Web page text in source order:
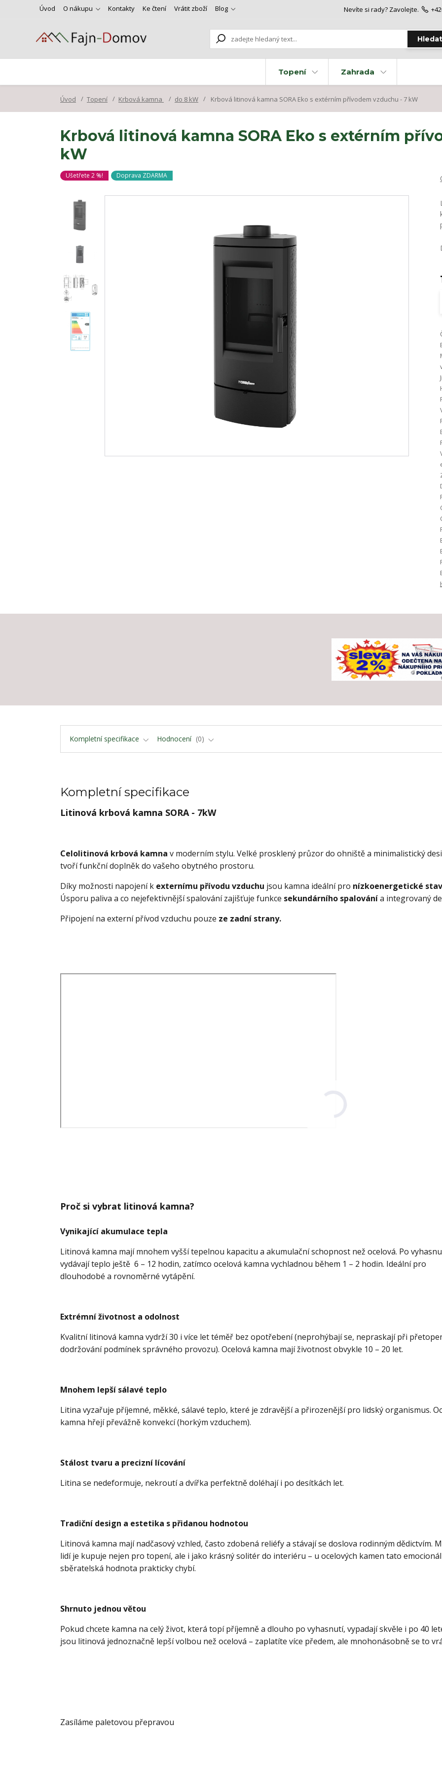
Úvod O nákupu Kontakty Ke čtení Vrátit zboží Blog
Hledat
Nevíte si rady? Zavolejte.
Topení Zahrada
Úvod Topení Krbová kamna do 8 kW Krbová litinová kamna SORA Eko s extérním přívodem vzduchu - 7 kW
Krbová litinová kamna SORA Eko s extérním
kW
Ušetřete 2 %! Doprava ZDARMA
Kompletní specifikace Hodnocení 0
Kompletní specifikace
Litinová krbová kamna SORA - 7kW
Celolitinová krbová kamna v moderním stylu. Velké prosklený průzor do ohniště a minimalistický
tvoří funkční doplněk do vašeho obytného prostoru.
Díky možnosti napojení k externímu přívodu vzduchu jsou kamna ideální pro nízkoenergetické
Úsporu paliva a co nejefektivnější spalování zajišťuje funkce sekundárního spalovánía integrovaný
Připojení na externí přívod vzduchu pouze ze zadní strany.
Proč si vybrat litinová kamna?
Vynikající akumulace tepla
Litinová kamna mají mnohem vyšší tepelnou kapacitu a akumulační schopnost než ocelová. Po
vydávají teplo ještě 6 – 12 hodin, zatímco ocelová kamna vychladnou během 1 – 2 hodin. Ideální pro
dlouhodobé a rovnoměrné vytápění.
Extrémní životnost a odolnost
Kvalitní litinová kamna vydrží 30 i více let téměř bez opotřebení (neprohýbají se, nepraskají při
dodržování podmínek správného provozu). Ocelová kamna mají životnost obvykle 10 – 20 let.
Mnohem lepší sálavé teplo
Litina vyzařuje příjemné, měkké, sálavé teplo, které je zdravější a přirozenější pro lidský organismus.
kamna hřejí převážně konvekcí (horkým vzduchem).
Stálost tvaru a precizní lícování
Litina se nedeformuje, nekroutí a dvířka perfektně doléhají i po desítkách let.
Tradiční design a estetika s přidanou hodnotou
Litinová kamna mají nadčasový vzhled, často zdobená reliéfy a stávají se doslova rodinným dědictvím.
lidí je kupuje nejen pro topení, ale i jako krásný solitér do interiéru – u ocelových kamen tato
sběratelská hodnota prakticky chybí.
Shrnuto jednou větou
Pokud chcete kamna na celý život, která topí příjemně a dlouho po vyhasnutí, vypadají skvěle i po 40
jsou litinová jednoznačně lepší volbou než ocelová – zaplatíte více předem, ale mnohonásobně se to
Zasíláme paletovou přepravou